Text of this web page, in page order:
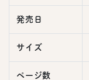
発売日
サイズ
ページ数